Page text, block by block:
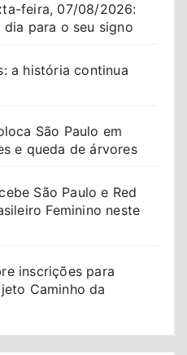
feira, 07/08/2026:
para o seu signo
a história continua
São Paulo em
e queda de árvores
São Paulo e Red
Feminino neste
inscrições para
Caminho da